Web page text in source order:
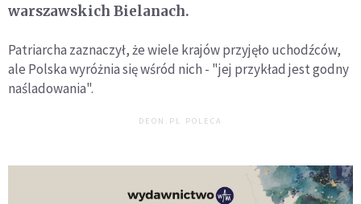
warszawskich Bielanach.
Patriarcha zaznaczył, że wiele krajów przyjęło uchodźców,
ale Polska wyróżnia się wśród nich - "jej przykład jest godny
naśladowania".
DEON.PL POLECA